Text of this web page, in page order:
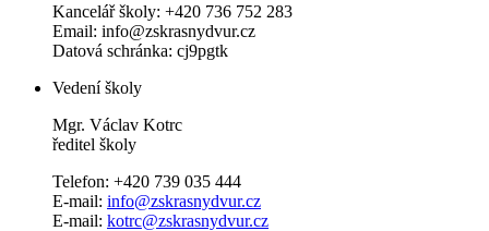
Kancelář školy: +420 736 752 283
Email: info@zskrasnydvur.cz
Datová schránka: cj9pgtk
Vedení školy
Mgr. Václav Kotrc
ředitel školy
Telefon: +420 739 035 444
E-mail: info@zskrasnydvur.cz
E-mail: kotrc@zskrasnydvur.cz